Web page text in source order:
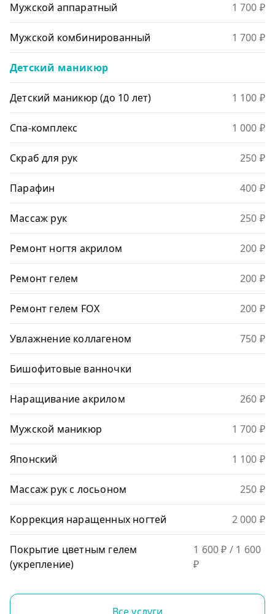
Мужской аппаратный 1 700 ₽
Мужской комбинированный 1 700 ₽
Детский маникюр
Детский маникюр (до 10 лет) 1 100 ₽
Спа-комплекс 1 000 ₽
Скраб для рук 250 ₽
Парафин 400 ₽
Массаж рук 250 ₽
Ремонт ногтя акрилом 200 ₽
Ремонт гелем 200 ₽
Ремонт гелем FOX 200 ₽
Увлажнение коллагеном 750 ₽
Бишофитовые ванночки
Наращивание акрилом 260 ₽
Мужской маникюр 1 700 ₽
Японский 1 100 ₽
Массаж рук с лосьоном 250 ₽
Коррекция наращенных ногтей 2 000 ₽
Покрытие цветным гелем
(укрепление)
1 600 ₽ / 1 600
₽